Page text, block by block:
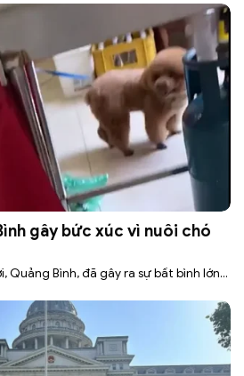
gây bức xúc vì nuôi chó
Quảng Bình, đã gây ra sự bất bình lớn...